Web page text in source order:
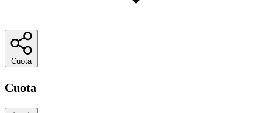
Cuota
Cuota